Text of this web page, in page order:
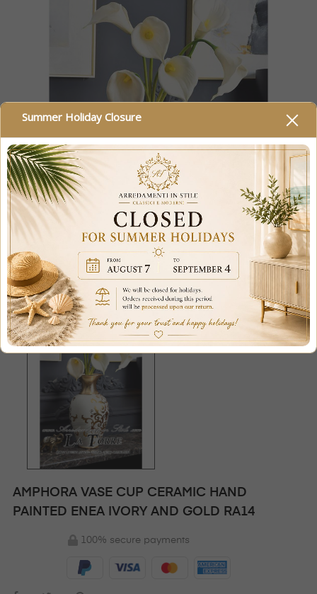
Summer Holiday Closure
AMPHORA VASE CUP CERAMIC HAND
PAINTED ENEA IVORY AND GOLD RA14
100% secure payments